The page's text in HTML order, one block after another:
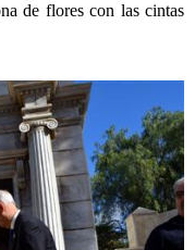
de flores con las cintas